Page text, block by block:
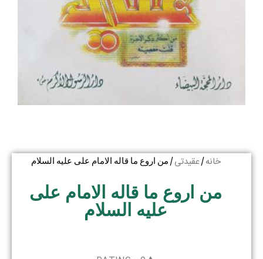
خانه/ عقیدتی/ من اروع ما قاله الامام علی علیه السلام
من اروع ما قاله الامام علی
علیه السلام